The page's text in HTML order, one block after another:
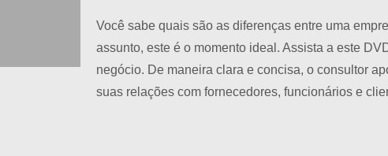
Você sabe quais são as diferenças entre uma
assunto, este é o momento ideal. Assista a este
negócio. De maneira clara e concisa, o consultor
suas relações com fornecedores, funcionários e